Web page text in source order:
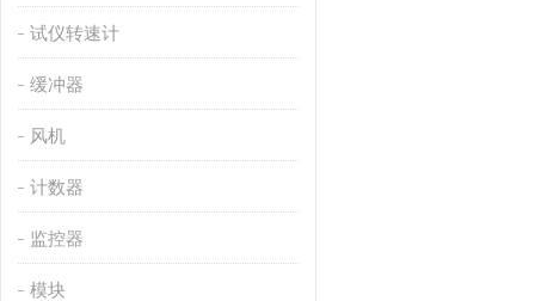
试仪转速计
缓冲器
风机
计数器
监控器
模块